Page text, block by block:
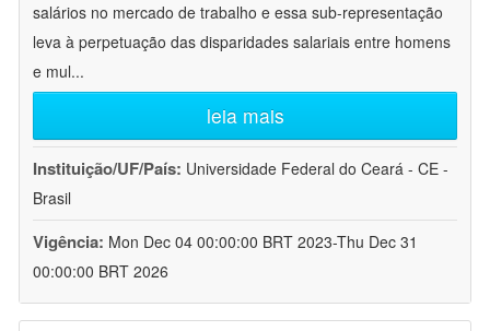
salários no mercado de trabalho e essa sub-representação
leva à perpetuação das disparidades salariais entre homens
e mul...
leia mais
Instituição/UF/País: Universidade Federal do Ceará - CE -
Brasil
Vigência: Mon Dec 04 00:00:00 BRT 2023-Thu Dec 31
00:00:00 BRT 2026